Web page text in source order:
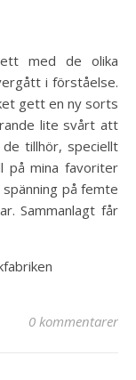
ett med de olika
i förståelse.
gett en ny sorts
lite svårt att
tillhör, speciellt
på mina favoriter
på femte
Sammanlagt får
0 kommentarer